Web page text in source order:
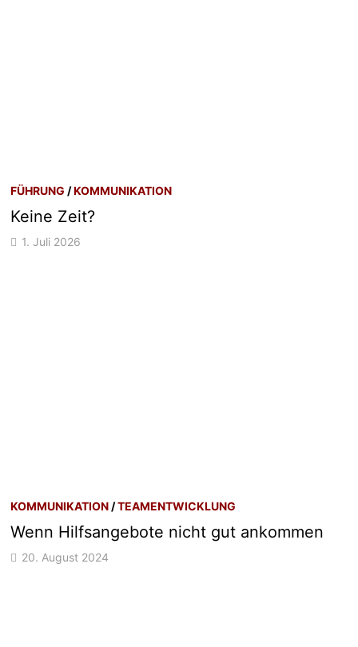
FÜHRUNG /KOMMUNIKATION
Keine Zeit?
1. Juli 2026
KOMMUNIKATION /TEAMENTWICKLUNG
Wenn Hilfsangebote nicht gut ankommen
20. August 2024